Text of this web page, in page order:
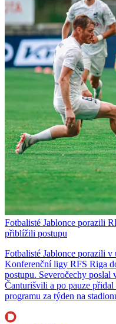
Fotbalisté Jablonce porazili
přiblížili postupu
Fotbalisté Jablonce porazili
Konferenční ligy RFS Riga
postupu. Severočechy poslal
Čanturišvili a po pauze
programu za týden na